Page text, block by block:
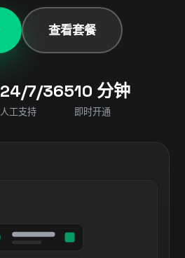
查看套餐
24/7/365
人工支持
10 分钟
即时开通